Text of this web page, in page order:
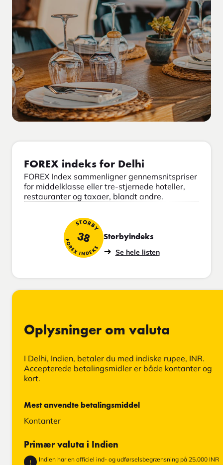
FOREX indeks for Delhi
FOREX Index sammenligner gennemsnitspriser
for middelklasse eller tre-stjernede hoteller,
restauranter og taxaer, blandt andre.
STORBY
38
FOREX INDEKS Storbyindeks
Se hele listen
Oplysninger om valuta
I Delhi, Indien, betaler du med indiske rupee, INR.
Accepterede betalingsmidler er både kontanter og
kort.
Mest anvendte betalingsmiddel
Kontanter
Primær valuta i Indien
! Indien har en officiel ind- og udførselsbegrænsning på 25.000 INR